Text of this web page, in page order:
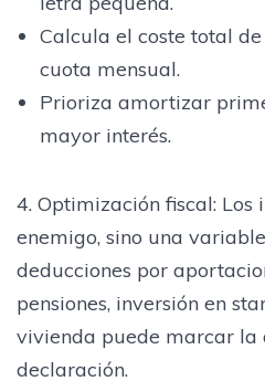
Calcula el coste total
cuota mensual.
Prioriza amortizar
mayor interés.
4. Optimización fiscal: Los
enemigo, sino una
deducciones por
pensiones, inversión en
vivienda puede marcar la
declaración.